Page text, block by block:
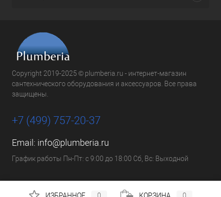
Copyright 2019-2025 © plumberia.ru - интернет-магазин
сантехнического оборудования и аксессуаров. Все права
защищены.
+7 (499) 757-20-37
Email: info@plumberia.ru
График работы Пн-Пт: с 9:00 до 18:00 Сб, Вс: Выходной
ИЗБРАННОЕ 0 КОРЗИНА 0